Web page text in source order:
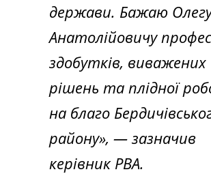
держави. Бажаю
Анатолійовичу
здобутків, виважених
рішень та плідної
на благо
району», — зазначив
керівник РВА.